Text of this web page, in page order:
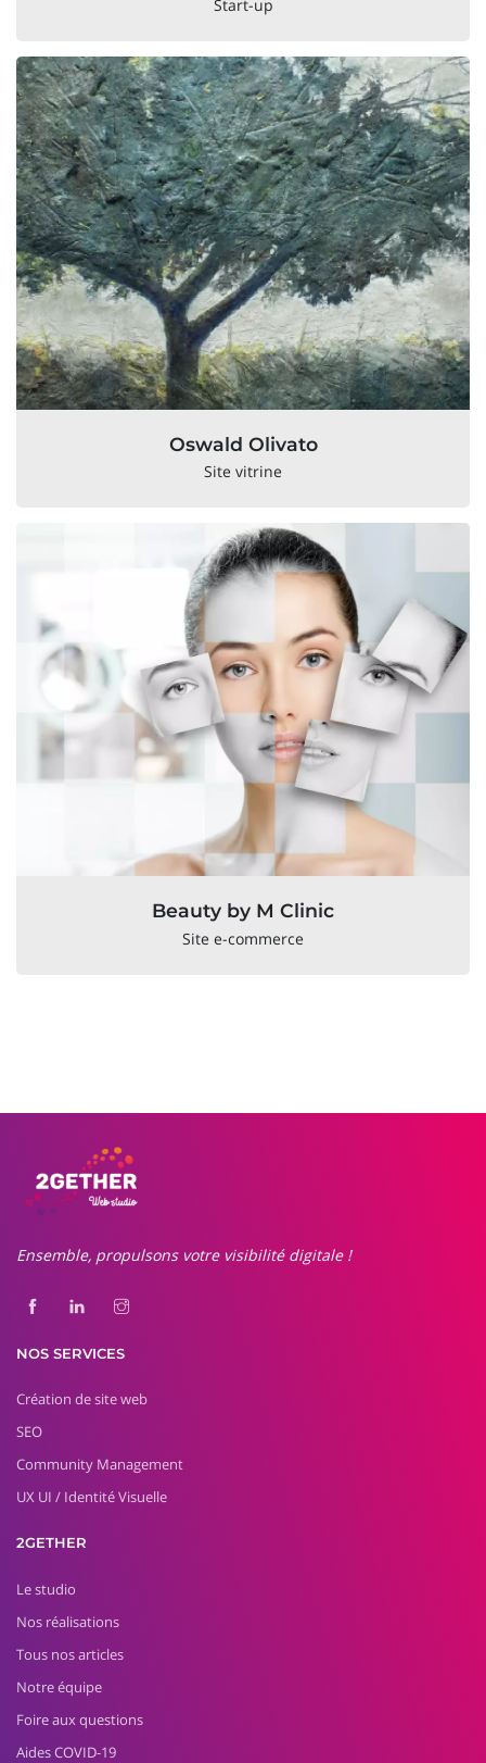
Start-up
Oswald Olivato
Site vitrine
Beauty by M Clinic
Site e-commerce
Ensemble, propulsons votre visibilité digitale !
NOS SERVICES
Création de site web
SEO
Community Management
UX UI / Identité Visuelle
2GETHER
Le studio
Nos réalisations
Tous nos articles
Notre équipe
Foire aux questions
Aides COVID-19